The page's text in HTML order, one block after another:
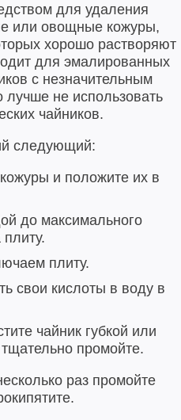
для удаления
или овощные кожуры,
хорошо растворяют
для эмалированных
с незначительным
лучше не использовать
чайников.
следующий:
и положите их в
до максимального
плиту.
свои кислоты в воду в
чайник губкой или
промойте.
раз промойте